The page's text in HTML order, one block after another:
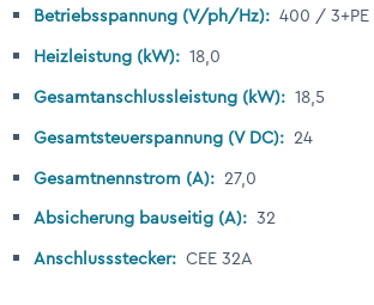
Betriebsspannung (V/ph/Hz): 400 /
Heizleistung (kW): 18,0
Gesamtanschlussleistung (kW): 18,5
Gesamtsteuerspannung (V DC): 24
Gesamtnennstrom (A): 27,0
Absicherung bauseitig (A): 32
Anschlussstecker: CEE 32A